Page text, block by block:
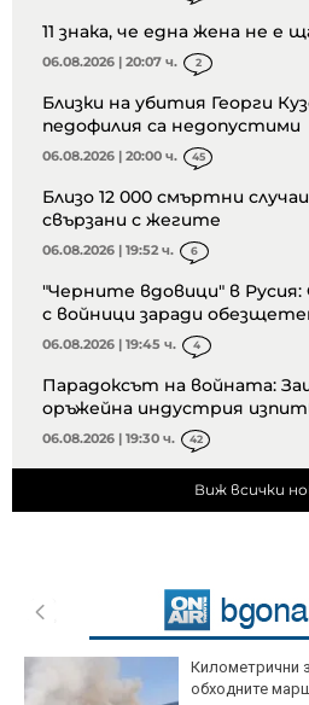
11 знака, че една жена не е
06.08.2026 | 20:07 ч. 2
Близки на убития Георги
педофилия са недопустими
06.08.2026 | 20:00 ч. 45
Близо 12 000 смъртни
свързани с жегите
06.08.2026 | 19:52 ч. 6
"Черните вдовици" в
с войници заради
06.08.2026 | 19:45 ч. 4
Парадоксът на войната:
оръжейна индустрия
06.08.2026 | 19:30 ч. 42
Виж всички
Километрични
обходните